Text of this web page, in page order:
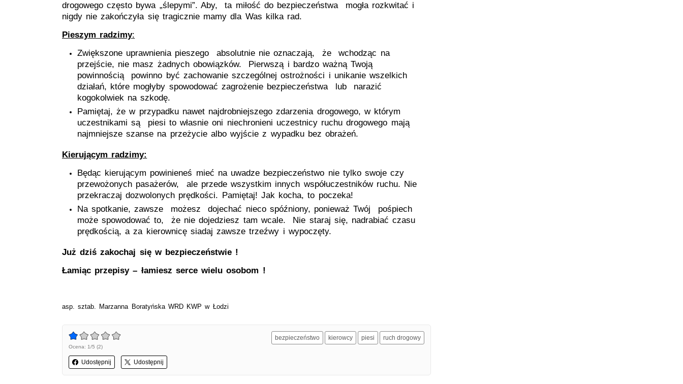
drogowego często bywa „ślepymi”. Aby, ta miłość do bezpieczeństwa mogła rozkwitać i
nigdy nie zakończyła się tragicznie mamy dla Was kilka rad.
Pieszym radzimy:
Zwiększone uprawnienia pieszego absolutnie nie oznaczają, że wchodząc na
przejście, nie masz żadnych obowiązków. Pierwszą i bardzo ważną Twoją
powinnością powinno być zachowanie szczególnej ostrożności i unikanie wszelkich
działań, które mogłyby spowodować zagrożenie bezpieczeństwa lub narazić
kogokolwiek na szkodę.
Pamiętaj, że w przypadku nawet najdrobniejszego zdarzenia drogowego, w którym
uczestnikami są piesi to własnie oni niechronieni uczestnicy ruchu drogowego mają
najmniejsze szanse na przeżycie albo wyjście z wypadku bez obrażeń.
Kierującym radzimy:
Będąc kierującym powinieneś mieć na uwadze bezpieczeństwo nie tylko swoje czy
przewożonych pasażerów, ale przede wszystkim innych współuczestników ruchu. Nie
przekraczaj dozwolonych prędkości. Pamiętaj! Jak kocha, to poczeka!
Na spotkanie, zawsze możesz dojechać nieco spóźniony, ponieważ Twój pośpiech
może spowodować to, że nie dojedziesz tam wcale. Nie staraj się, nadrabiać czasu
prędkością, a za kierownicę siadaj zawsze trzeźwy i wypoczęty.
Już dziś zakochaj się w bezpieczeństwie !
Łamiąc przepisy – łamiesz serce wielu osobom !
asp. sztab. Marzanna Boratyńska WRD KWP w Łodzi
Ocena: 1/5 (2)
Udostępnij Udostępnij
bezpieczeństwo kierowcy piesi ruch drogowy